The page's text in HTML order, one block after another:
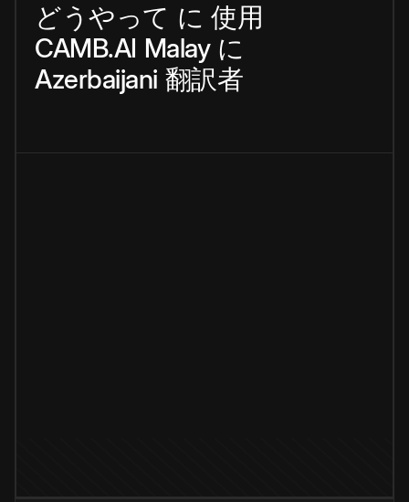
どうやって に 使用
CAMB.AI Malay に
Azerbaijani 翻訳者